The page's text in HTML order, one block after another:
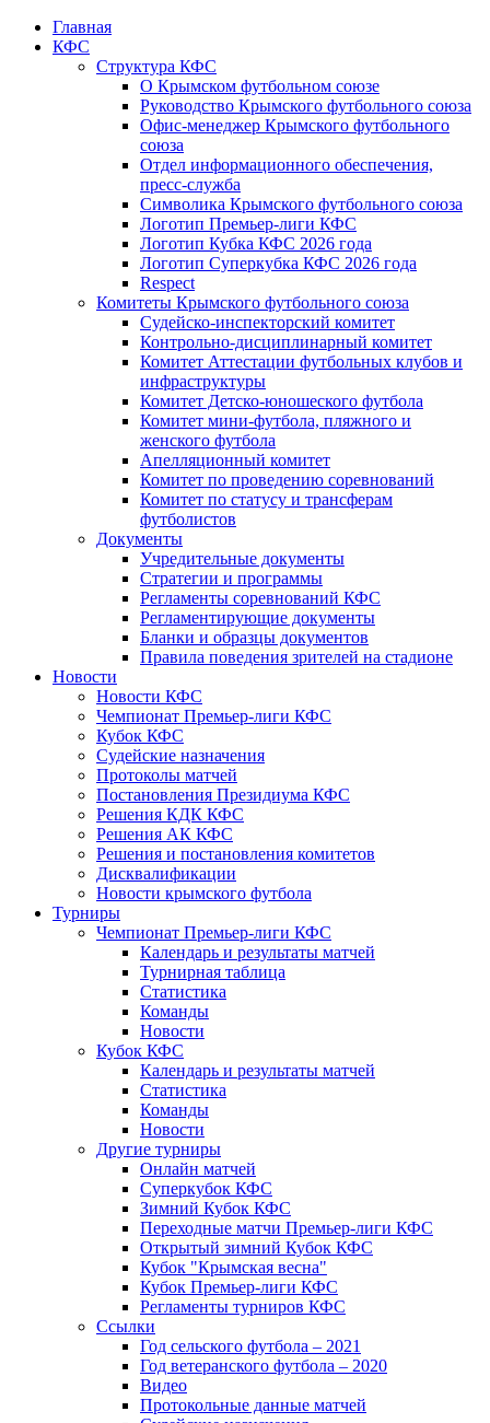
Главная
КФС
Структура КФС
О Крымском футбольном союзе
Руководство Крымского футбольного союза
Офис-менеджер Крымского футбольного
союза
Отдел информационного обеспечения,
пресс-служба
Символика Крымского футбольного союза
Логотип Премьер-лиги КФС
Логотип Кубка КФС 2026 года
Логотип Суперкубка КФС 2026 года
Respect
Комитеты Крымского футбольного союза
Судейско-инспекторский комитет
Контрольно-дисциплинарный комитет
Комитет Аттестации футбольных клубов и
инфраструктуры
Комитет Детско-юношеского футбола
Комитет мини-футбола, пляжного и
женского футбола
Апелляционный комитет
Комитет по проведению соревнований
Комитет по статусу и трансферам
футболистов
Документы
Учредительные документы
Стратегии и программы
Регламенты соревнований КФС
Регламентирующие документы
Бланки и образцы документов
Правила поведения зрителей на стадионе
Новости
Новости КФС
Чемпионат Премьер-лиги КФС
Кубок КФС
Судейские назначения
Протоколы матчей
Постановления Президиума КФС
Решения КДК КФС
Решения АК КФС
Решения и постановления комитетов
Дисквалификации
Новости крымского футбола
Турниры
Чемпионат Премьер-лиги КФС
Календарь и результаты матчей
Турнирная таблица
Статистика
Команды
Новости
Кубок КФС
Календарь и результаты матчей
Статистика
Команды
Новости
Другие турниры
Онлайн матчей
Суперкубок КФС
Зимний Кубок КФС
Переходные матчи Премьер-лиги КФС
Открытый зимний Кубок КФС
Кубок "Крымская весна"
Кубок Премьер-лиги КФС
Регламенты турниров КФС
Ссылки
Год сельского футбола – 2021
Год ветеранского футбола – 2020
Видео
Протокольные данные матчей